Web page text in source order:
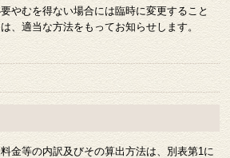
やむを得ない場合には臨時に変更すること
、適当な方法をもってお知らせします。
金等の内訳及びその算出方法は、別表第1に